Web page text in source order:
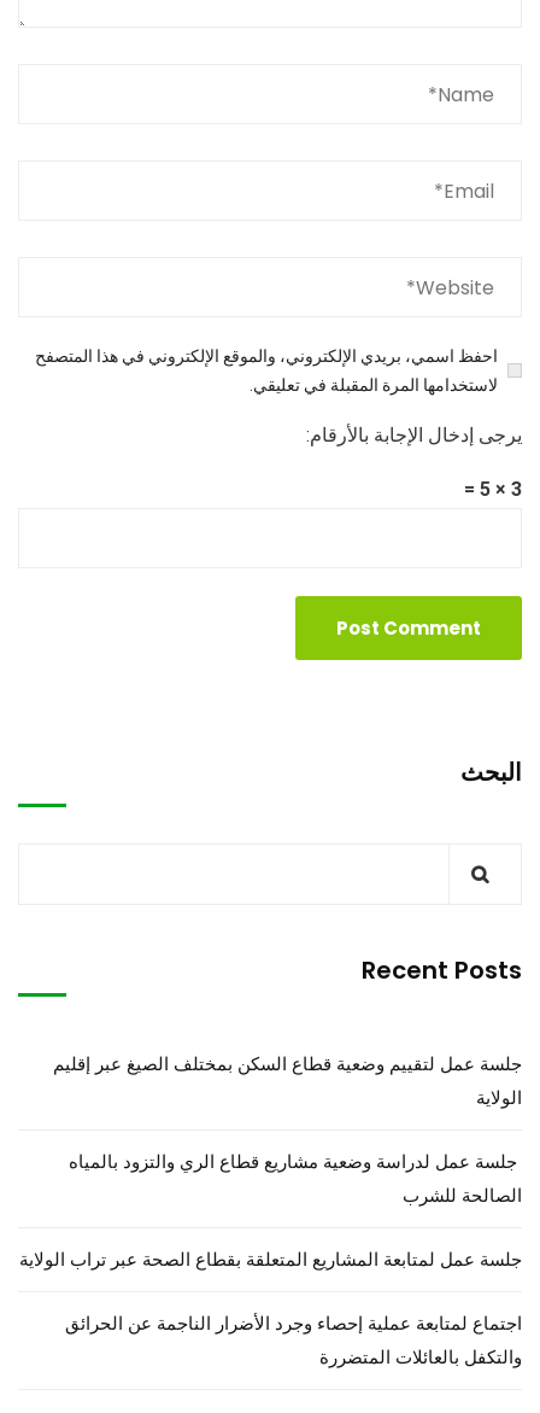
احفظ اسمي، بريدي الإلكتروني، والموقع الإلكتروني في هذا المتصفح
لاستخدامها المرة المقبلة في تعليقي.
يرجى إدخال الإجابة بالأرقام:
3 × 5 =
البحث
Recent Posts
جلسة عمل لتقييم وضعية قطاع السكن بمختلف الصيغ عبر إقليم
الولاية
جلسة عمل لدراسة وضعية مشاريع قطاع الري والتزود بالمياه
الصالحة للشرب
جلسة عمل لمتابعة المشاريع المتعلقة بقطاع الصحة عبر تراب الولاية
اجتماع لمتابعة عملية إحصاء وجرد الأضرار الناجمة عن الحرائق
والتكفل بالعائلات المتضررة